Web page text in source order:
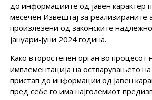
до информациите од јавен карактер
месечен Извештај за реализираните
произлезени од законските
јануари-јуни 2024 година.
Како второстепен орган во процесот
имплементација на остварувањето
пристап до информации од јавен
пред себе го има најголемиот